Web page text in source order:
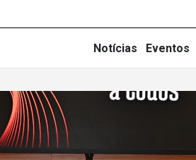
Notícias Eventos